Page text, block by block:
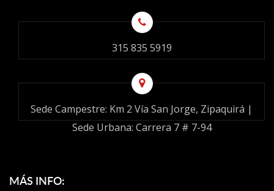
315 835 5919
Sede Campestre: Km 2 Vía San Jorge, Zipaquirá |
Sede Urbana: Carrera 7 # 7-94
MÁS INFO: